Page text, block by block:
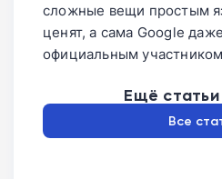
сложные вещи простым
ценят, а сама Google
официальным
Ещё
Все